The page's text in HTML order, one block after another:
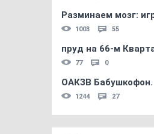
Разминаем мозг:
1003 55
пруд на 66-м
77 0
ОАКЗВ Бабушкофон.
1244 27